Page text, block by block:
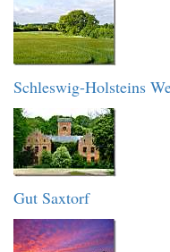
Schleswig-Holsteins
Gut Saxtorf